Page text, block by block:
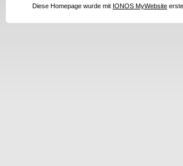
Diese Homepage wurde mit IONOS MyWebsite